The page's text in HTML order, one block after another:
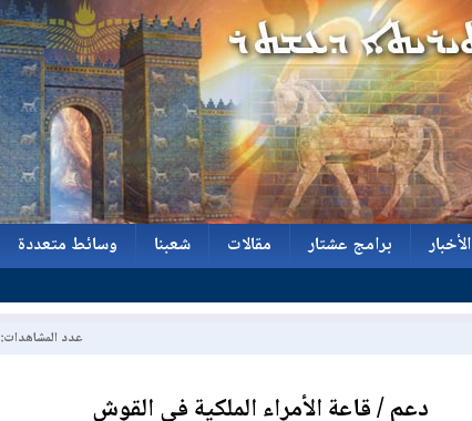
الأخبار
برامج عشتار
مقالات
شعبنا
وسائط متعددة
عدد المشاهدات: 24501857
دعم / قاعة الأمراء الملكية في القوش